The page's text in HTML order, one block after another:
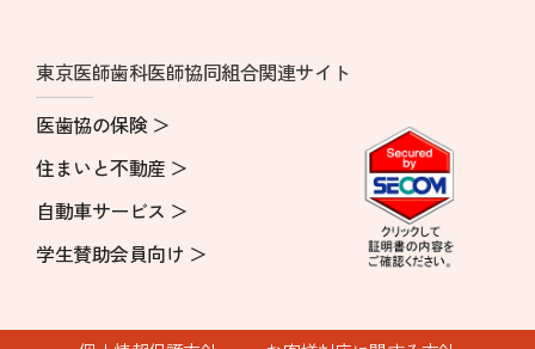
東京医師歯科医師協同組合関連サイト
医歯協の保険 ＞
住まいと不動産 ＞
自動車サービス ＞
学生賛助会員向け ＞